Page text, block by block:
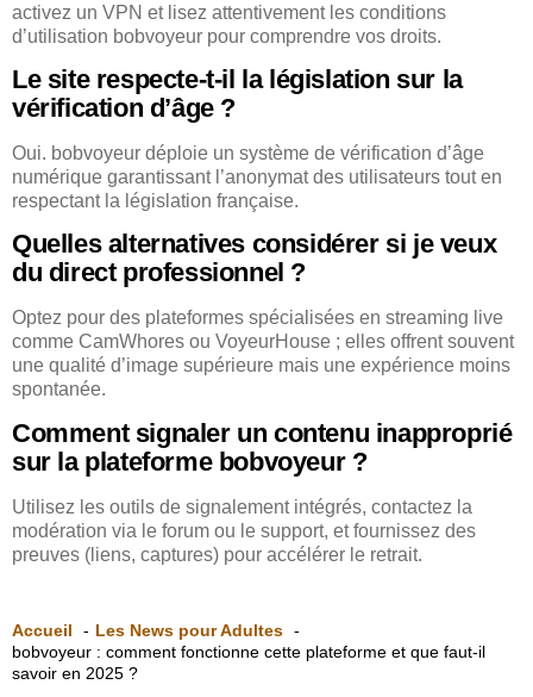
activez un VPN et lisez attentivement les conditions
d’utilisation bobvoyeur pour comprendre vos droits.
Le site respecte-t-il la législation sur la
vérification d’âge ?
Oui. bobvoyeur déploie un système de vérification d’âge
numérique garantissant l’anonymat des utilisateurs tout en
respectant la législation française.
Quelles alternatives considérer si je veux
du direct professionnel ?
Optez pour des plateformes spécialisées en streaming live
comme CamWhores ou VoyeurHouse ; elles offrent souvent
une qualité d’image supérieure mais une expérience moins
spontanée.
Comment signaler un contenu inapproprié
sur la plateforme bobvoyeur ?
Utilisez les outils de signalement intégrés, contactez la
modération via le forum ou le support, et fournissez des
preuves (liens, captures) pour accélérer le retrait.
Accueil
Les News pour Adultes
bobvoyeur : comment fonctionne cette plateforme et que faut-il
savoir en 2025 ?